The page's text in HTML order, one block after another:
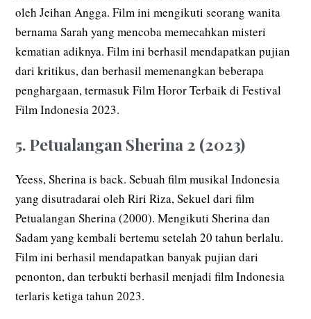
oleh Jeihan Angga. Film ini mengikuti seorang wanita
bernama Sarah yang mencoba memecahkan misteri
kematian adiknya. Film ini berhasil mendapatkan pujian
dari kritikus, dan berhasil memenangkan beberapa
penghargaan, termasuk Film Horor Terbaik di Festival
Film Indonesia 2023.
5. Petualangan Sherina 2 (2023)
Yeess, Sherina is back. Sebuah film musikal Indonesia
yang disutradarai oleh Riri Riza, Sekuel dari film
Petualangan Sherina (2000). Mengikuti Sherina dan
Sadam yang kembali bertemu setelah 20 tahun berlalu.
Film ini berhasil mendapatkan banyak pujian dari
penonton, dan terbukti berhasil menjadi film Indonesia
terlaris ketiga tahun 2023.